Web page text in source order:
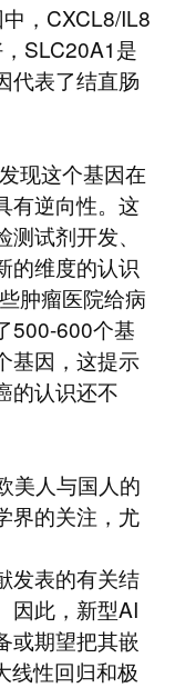
，CXCL8/IL8
SLC20A1是
代表了结直肠
现这个基因在
有逆向性。这
试剂开发、
的维度的认识
肿瘤医院给病
500-600个基
基因，这提示
的认识还不
美人与国人的
界的关注，尤
发表的有关结
因此，新型AI
或期望把其嵌
线性回归和极